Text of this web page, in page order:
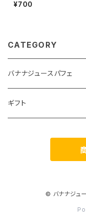
¥700
CATEGORY
バナナジュースパフェ
ギフト
© バナナジュ